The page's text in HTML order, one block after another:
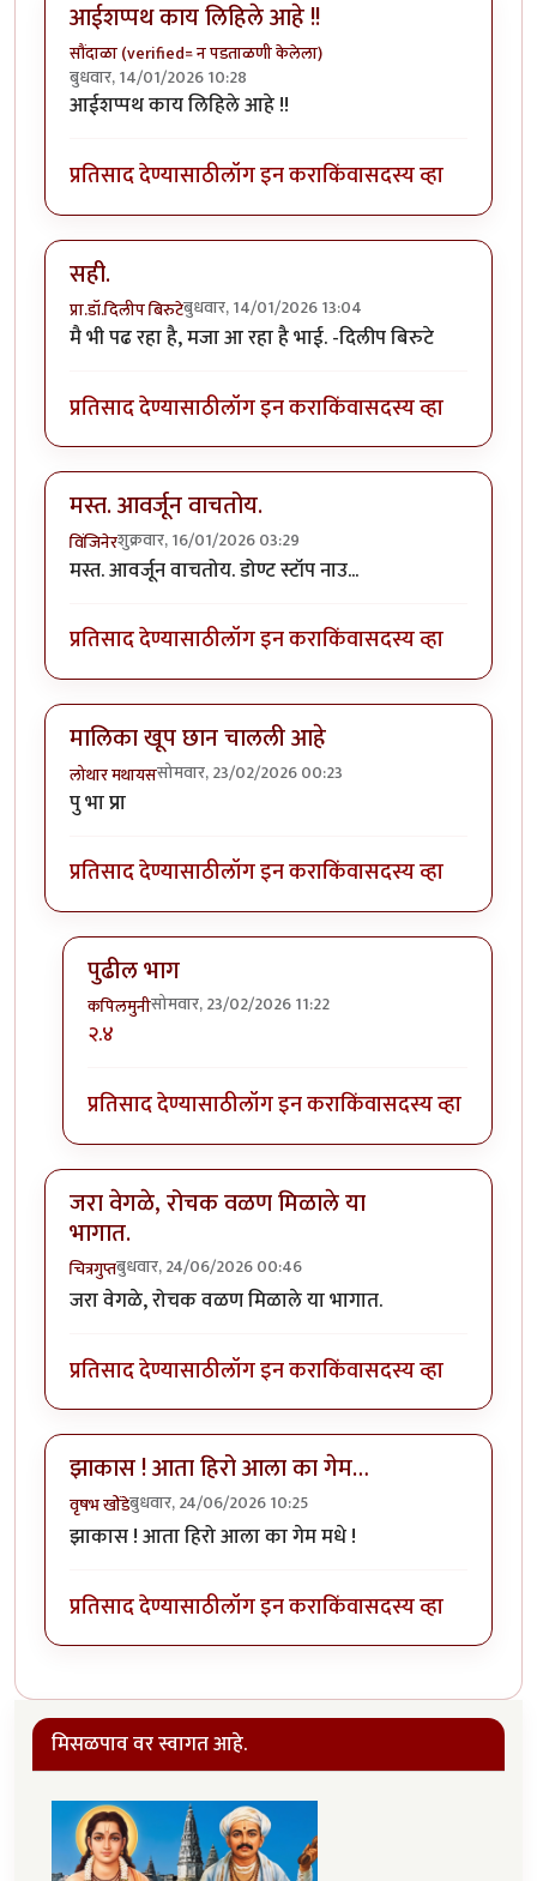
आईशप्पथ काय लिहिले आहे !!
सौंदाळा (verified= न पडताळणी केलेला)
बुधवार, 14/01/2026 10:28
आईशप्पथ काय लिहिले आहे !!
प्रतिसाद देण्यासाठीलॉग इन कराकिंवासदस्य व्हा
सही.
प्रा.डॉ.दिलीप बिरुटेबुधवार, 14/01/2026 13:04
मै भी पढ रहा है, मजा आ रहा है भाई. -दिलीप बिरुटे
प्रतिसाद देण्यासाठीलॉग इन कराकिंवासदस्य व्हा
मस्त. आवर्जून वाचतोय.
विंजिनेरशुक्रवार, 16/01/2026 03:29
मस्त. आवर्जून वाचतोय. डोण्ट स्टॉप नाउ...
प्रतिसाद देण्यासाठीलॉग इन कराकिंवासदस्य व्हा
मालिका खूप छान चालली आहे
लोथार मथायससोमवार, 23/02/2026 00:23
पु भा प्रा
प्रतिसाद देण्यासाठीलॉग इन कराकिंवासदस्य व्हा
पुढील भाग
कपिलमुनीसोमवार, 23/02/2026 11:22
In reply to
२.४
प्रतिसाद देण्यासाठीलॉग इन कराकिंवासदस्य व्हा
जरा वेगळे, रोचक वळण मिळाले या
भागात.
चित्रगुप्तबुधवार, 24/06/2026 00:46
जरा वेगळे, रोचक वळण मिळाले या भागात.
प्रतिसाद देण्यासाठीलॉग इन कराकिंवासदस्य व्हा
झाकास ! आता हिरो आला का गेम…
वृषभ खोंडेबुधवार, 24/06/2026 10:25
झाकास ! आता हिरो आला का गेम मधे !
प्रतिसाद देण्यासाठीलॉग इन कराकिंवासदस्य व्हा
मिसळपाव वर स्वागत आहे.